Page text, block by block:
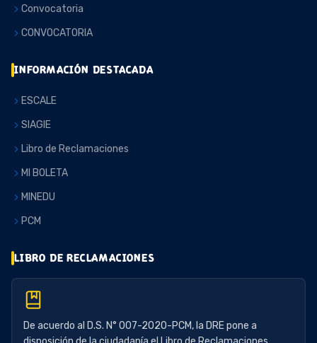
Convocatoria
CONVOCATORIA
INFORMACIÓN DESTACADA
ESCALE
SIAGIE
Libro de Reclamaciones
MI BOLETA
MINEDU
PCM
LIBRO DE RECLAMACIONES
De acuerdo al D.S. N° 007-2020-PCM, la DRE pone a